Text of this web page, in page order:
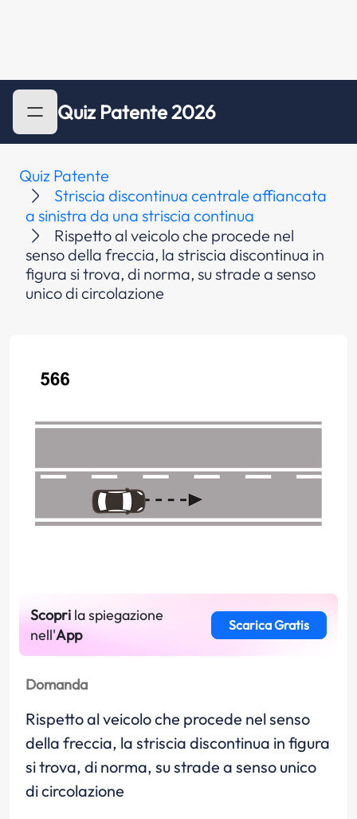
Quiz Patente 2026
Quiz Patente
Striscia discontinua centrale affiancata
a sinistra da una striscia continua
Rispetto al veicolo che procede nel
senso della freccia, la striscia discontinua in
figura si trova, di norma, su strade a senso
unico di circolazione
Scopri la spiegazione
nell'App
Scarica Gratis
Domanda
Rispetto al veicolo che procede nel senso
della freccia, la striscia discontinua in figura
si trova, di norma, su strade a senso unico
di circolazione